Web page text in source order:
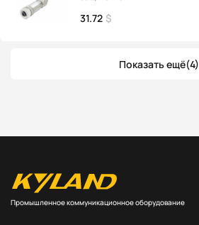
31.72 $
Показать ещё(4)
Промышленное коммуникационное оборудование